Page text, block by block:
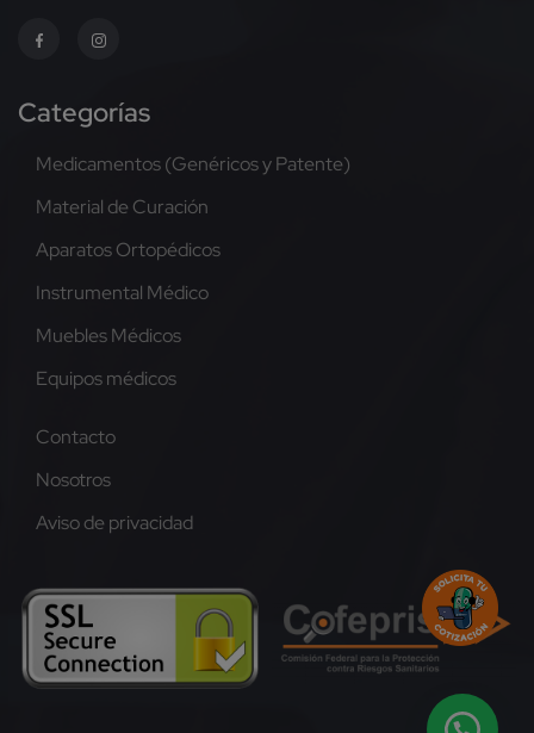
Categorías
Medicamentos (Genéricos y Patente)
Material de Curación
Aparatos Ortopédicos
Instrumental Médico
Muebles Médicos
Equipos médicos
Contacto
Nosotros
Aviso de privacidad